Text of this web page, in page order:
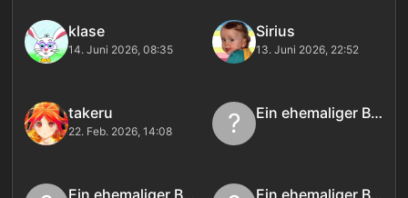
klase
14. Juni 2026, 08:35
Sirius
13. Juni 2026, 22:52
takeru
22. Feb. 2026, 14:08 ? Ein ehemaliger Benutzer